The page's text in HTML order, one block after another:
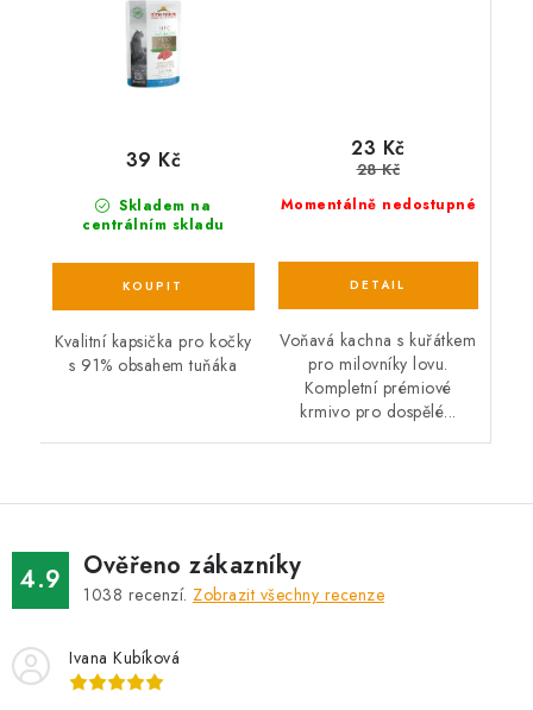
Skladem na
centrálním skladu
39 Kč
Kvalitní kapsička pro kočky
s 91% obsahem tuňáka
Momentálně nedostupné
23 Kč
28 Kč
Voňavá kachna s kuřátkem
pro milovníky lovu.
Kompletní prémiové
krmivo pro dospělé...
4.9 Ověřeno zákazníky
1038 recenzí. Zobrazit všechny recenze
Ivana Kubíková